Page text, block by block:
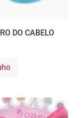
DO CABELO